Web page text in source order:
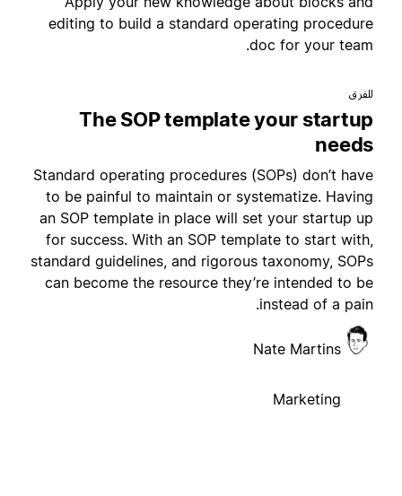
editing to build a standard operating
doc for your
The SOP template your
Standard operating procedures (SOPs) don’t
to be painful to maintain or systematize.
an SOP template in place will set your startup
for success. With an SOP template to start
standard guidelines, and rigorous taxonomy,
can become the resource they’re intended to
instead of a
Nate Martins
Marketing